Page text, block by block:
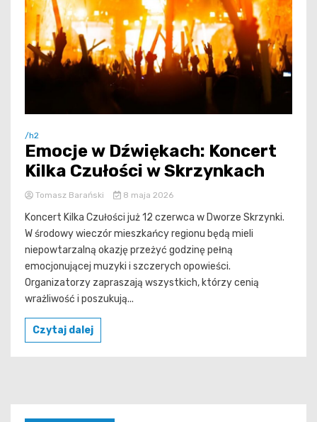
/h2
Emocje w Dźwiękach: Koncert
Kilka Czułości w Skrzynkach
Tomasz Barański 8 maja 2026
Koncert Kilka Czułości już 12 czerwca w Dworze Skrzynki.
W środowy wieczór mieszkańcy regionu będą mieli
niepowtarzalną okazję przeżyć godzinę pełną
emocjonującej muzyki i szczerych opowieści.
Organizatorzy zapraszają wszystkich, którzy cenią
wrażliwość i poszukują...
Czytaj dalej